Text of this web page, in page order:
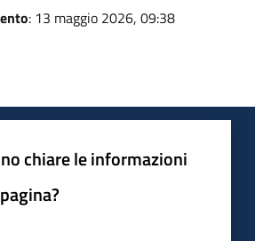
: 13 maggio 2026, 09:38
chiare le informazioni